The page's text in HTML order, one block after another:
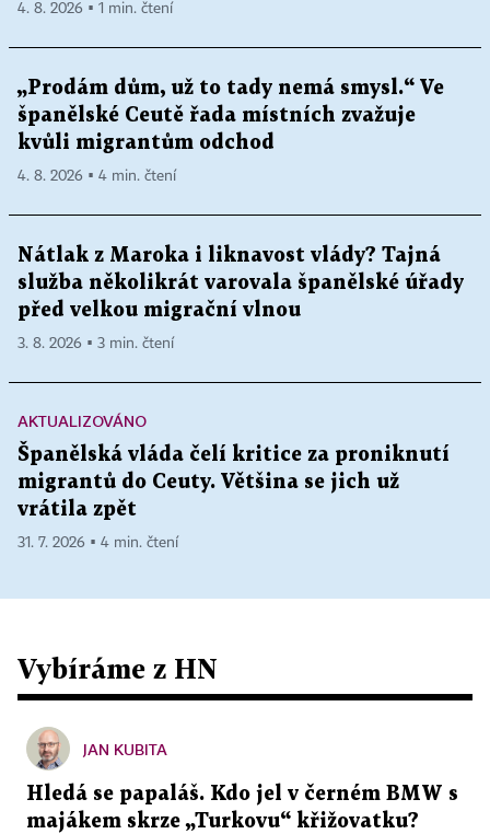
4. 8. 2026 ▪ 1 min. čtení
„Prodám dům, už to tady nemá smysl.“ Ve
španělské Ceutě řada místních zvažuje
kvůli migrantům odchod
4. 8. 2026 ▪ 4 min. čtení
Nátlak z Maroka i liknavost vlády? Tajná
služba několikrát varovala španělské úřady
před velkou migrační vlnou
3. 8. 2026 ▪ 3 min. čtení
AKTUALIZOVÁNO
Španělská vláda čelí kritice za proniknutí
migrantů do Ceuty. Většina se jich už
vrátila zpět
31. 7. 2026 ▪ 4 min. čtení
Vybíráme z HN
JAN KUBITA
Hledá se papaláš. Kdo jel v černém BMW s
majákem skrze „Turkovu“ křižovatku?